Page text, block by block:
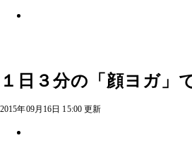
１日３分の「顔ヨガ」
2015年09月16日 15:00 更新